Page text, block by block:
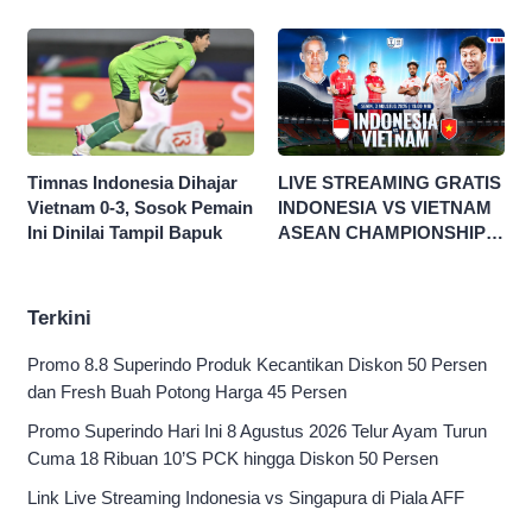
1 Jutaan!
Timnas Indonesia Dihajar
Vietnam 0-3, Sosok Pemain
Ini Dinilai Tampil Bapuk
LIVE STREAMING GRATIS
INDONESIA VS VIETNAM
ASEAN CHAMPIONSHIP
Terkini
Promo 8.8 Superindo Produk Kecantikan Diskon 50 Persen
dan Fresh Buah Potong Harga 45 Persen
Promo Superindo Hari Ini 8 Agustus 2026 Telur Ayam Turun
Cuma 18 Ribuan 10’S PCK hingga Diskon 50 Persen
Link Live Streaming Indonesia vs Singapura di Piala AFF